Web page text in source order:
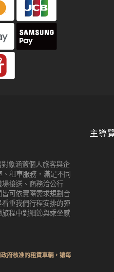
象涵蓋個人旅客與企
租車服務，滿足不同
接送、商務洽公行
可依實際需求規劃合
重我們行程安排的彈
程中對細節與乘坐感
府核准的租賃車輛，讓每
主導